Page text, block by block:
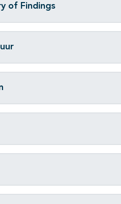
of Findings